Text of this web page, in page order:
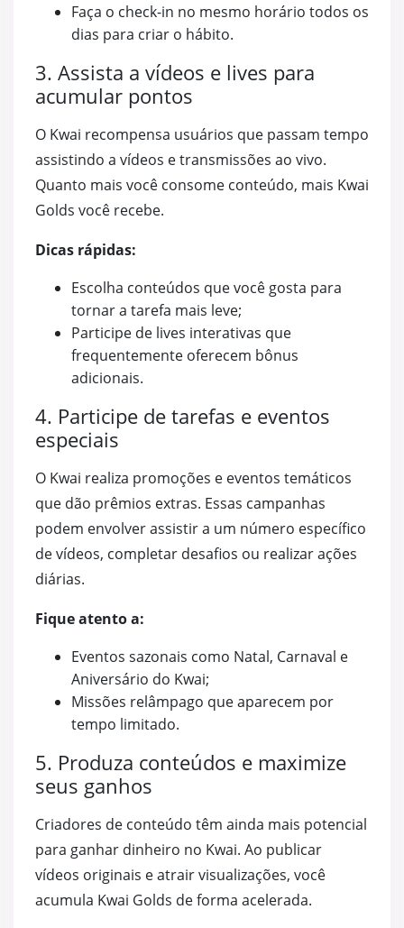
Faça o check-in no mesmo horário todos os
dias para criar o hábito.
3. Assista a vídeos e lives para
acumular pontos
O Kwai recompensa usuários que passam tempo
assistindo a vídeos e transmissões ao vivo.
Quanto mais você consome conteúdo, mais Kwai
Golds você recebe.
Dicas rápidas:
Escolha conteúdos que você gosta para
tornar a tarefa mais leve;
Participe de lives interativas que
frequentemente oferecem bônus
adicionais.
4. Participe de tarefas e eventos
especiais
O Kwai realiza promoções e eventos temáticos
que dão prêmios extras. Essas campanhas
podem envolver assistir a um número específico
de vídeos, completar desafios ou realizar ações
diárias.
Fique atento a:
Eventos sazonais como Natal, Carnaval e
Aniversário do Kwai;
Missões relâmpago que aparecem por
tempo limitado.
5. Produza conteúdos e maximize
seus ganhos
Criadores de conteúdo têm ainda mais potencial
para ganhar dinheiro no Kwai. Ao publicar
vídeos originais e atrair visualizações, você
acumula Kwai Golds de forma acelerada.